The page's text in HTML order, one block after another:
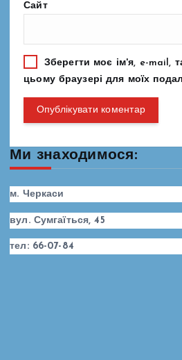
Сайт
Зберегти моє ім'я, e-mail,
цьому браузері для моїх
Ми знаходимося:
м. Черкаси
вул. Сумгаїться, 45
тел: 66-07-84